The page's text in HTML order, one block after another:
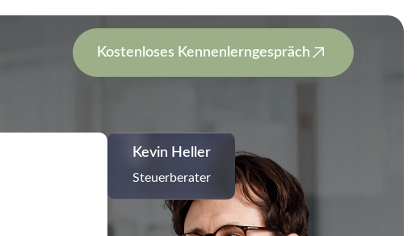
Kostenloses Kennenlerngespräch
Kevin Heller
Steuerberater